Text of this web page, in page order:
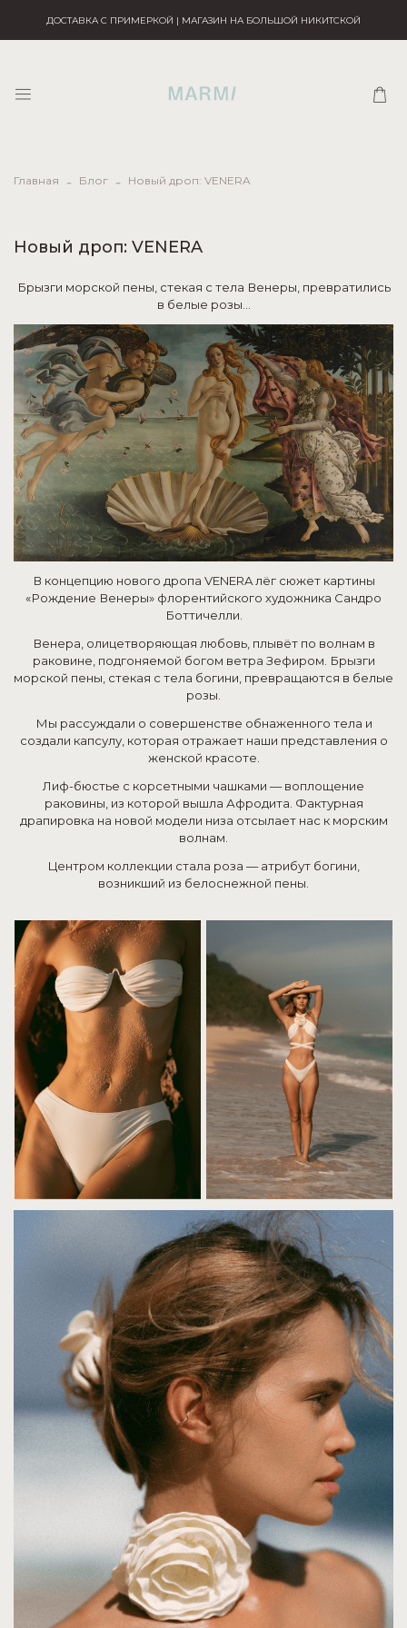
ДОСТАВКА С ПРИМЕРКОЙ | МАГАЗИН НА БОЛЬШОЙ НИКИТСКОЙ
Главная Блог Новый дроп: VENERA
Новый дроп: VENERA
Брызги морской пены, стекая с тела Венеры, превратились
в белые розы…
В концепцию нового дропа VENERA лёг сюжет картины
«Рождение Венеры» флорентийского художника Сандро
Боттичелли.
Венера, олицетворяющая любовь, плывёт по волнам в
раковине, подгоняемой богом ветра Зефиром. Брызги
морской пены, стекая с тела богини, превращаются в белые
розы.
Мы рассуждали о совершенстве обнаженного тела и
создали капсулу, которая отражает наши представления о
женской красоте.
Лиф-бюстье с корсетными чашками — воплощение
раковины, из которой вышла Афродита. Фактурная
драпировка на новой модели низа отсылает нас к морским
волнам.
Центром коллекции стала роза — атрибут богини,
возникший из белоснежной пены.